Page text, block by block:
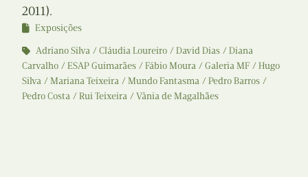
2011).
Exposições
Adriano Silva
Cláudia Loureiro David Dias
Diana
Carvalho
ESAP Guimarães Fábio Moura Galeria MF
Hugo
Silva
Mariana Teixeira Mundo Fantasma
Pedro Barros
Pedro Costa
Rui Teixeira Vânia de Magalhães